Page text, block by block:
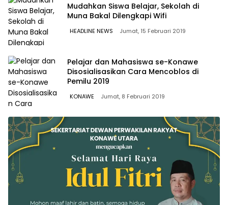
Mudahkan Siswa Belajar, Sekolah di
Muna Bakal Dilengkapi Wifi
HEADLINE NEWS Jumat, 15 Februari 2019
Pelajar dan Mahasiswa se-Konawe
Disosialisasikan Cara Mencoblos di
Pemilu 2019
KONAWE Jumat, 8 Februari 2019